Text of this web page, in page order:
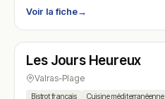
Voir la fiche→
N° 9
Les Jours Heureux
Valras-Plage
Bistrot français Cuisine méditerranéenne